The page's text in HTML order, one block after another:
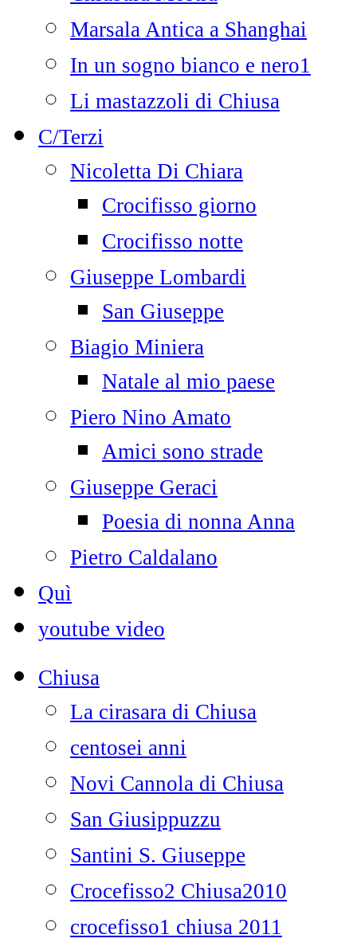
Marsala Antica a Shanghai
In un sogno bianco e nero1
Li mastazzoli di Chiusa
C/Terzi
Nicoletta Di Chiara
Crocifisso giorno
Crocifisso notte
Giuseppe Lombardi
San Giuseppe
Biagio Miniera
Natale al mio paese
Piero Nino Amato
Amici sono strade
Giuseppe Geraci
Poesia di nonna Anna
Pietro Caldalano
Quì
youtube video
Chiusa
La cirasara di Chiusa
centosei anni
Novi Cannola di Chiusa
San Giusippuzzu
Santini S. Giuseppe
Crocefisso2 Chiusa2010
crocefisso1 chiusa 2011